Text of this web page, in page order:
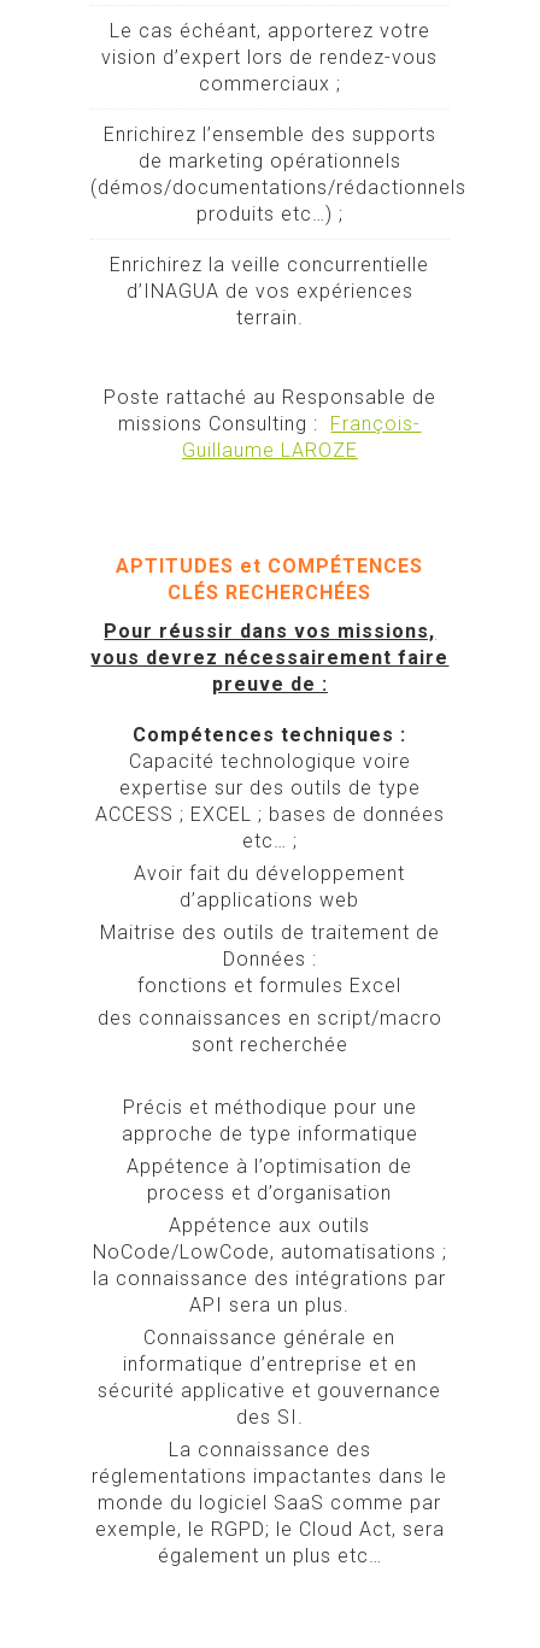
Le cas échéant, apporterez votre
vision d’expert lors de rendez-vous
commerciaux ;
Enrichirez l’ensemble des supports
de marketing opérationnels
(démos/documentations/rédactionnels
produits etc…) ;
Enrichirez la veille concurrentielle
d’INAGUA de vos expériences
terrain.
Poste rattaché au Responsable de
missions Consulting : François-
Guillaume LAROZE
APTITUDES et COMPÉTENCES
CLÉS RECHERCHÉES
Pour réussir dans vos missions,
vous devrez nécessairement faire
preuve de :
Compétences techniques :
Capacité technologique voire
expertise sur des outils de type
ACCESS ; EXCEL ; bases de données
etc… ;
Avoir fait du développement
d’applications web
Maitrise des outils de traitement de
Données :
fonctions et formules Excel
des connaissances en script/macro
sont recherchée
Précis et méthodique pour une
approche de type informatique
Appétence à l’optimisation de
process et d’organisation
Appétence aux outils
NoCode/LowCode, automatisations ;
la connaissance des intégrations par
API sera un plus.
Connaissance générale en
informatique d’entreprise et en
sécurité applicative et gouvernance
des SI.
La connaissance des
réglementations impactantes dans le
monde du logiciel SaaS comme par
exemple, le RGPD; le Cloud Act, sera
également un plus etc…